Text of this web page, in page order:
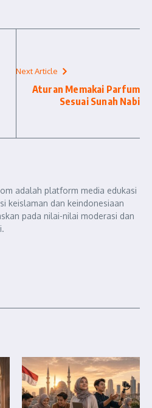
Next Article
Aturan Memakai Parfum
Sesuai Sunah Nabi
adalah platform media edukasi
keislaman dan keindonesiaan
pada nilai-nilai moderasi dan